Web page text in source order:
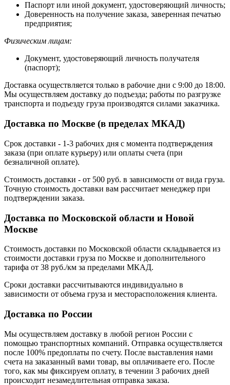
Паспорт или иной документ, удостоверяющий личность;
Доверенность на получение заказа, заверенная печатью
предприятия;
Физическим лицам:
Документ, удостоверяющий личность получателя
(паспорт);
Доставка осуществляется только в рабочие дни с 9:00 до 18:00.
Мы осуществляем доставку до подъезда; работы по разгрузке
транспорта и подъезду груза производятся силами заказчика.
Доставка по Москве (в пределах МКАД)
Срок доставки - 1-3 рабочих дня с момента подтверждения
заказа (при оплате курьеру) или оплаты счета (при
безналичной оплате).
Стоимость доставки - от 500 руб. в зависимости от вида груза.
Точную стоимость доставки вам рассчитает менеджер при
подтверждении заказа.
Доставка по Московской области и Новой
Москве
Стоимость доставки по Московской области складывается из
стоимости доставки груза по Москве и дополнительного
тарифа от 38 руб./км за пределами МКАД.
Сроки доставки рассчитываются индивидуально в
зависимости от объема груза и месторасположения клиента.
Доставка по России
Мы осуществляем доставку в любой регион России с
помощью транспортных компаний. Отправка осуществляется
после 100% предоплаты по счету. После выставления нами
счета на заказанный вами товар, вы оплачиваете его. После
того, как мы фиксируем оплату, в течении 3 рабочих дней
происходит незамедлительная отправка заказа.